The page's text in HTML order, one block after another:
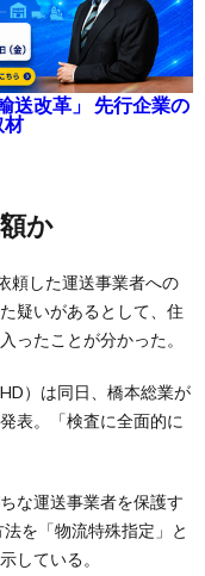
送改革」 先行企業の
材
か
頼した運送事業者への
疑いがあるとして、住
ったことが分かった。
）は同日、橋本総業が
表。「検査に全面的に
な運送事業者を保護す
を「物流特殊指定」と
している。